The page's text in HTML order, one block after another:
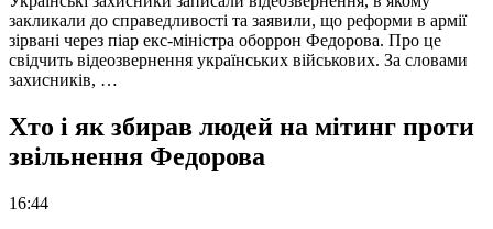
закликали до справедливості та заявили, що реформи в армії
зірвані через піар екс-міністра оборрон Федорова. Про це
свідчить відеозвернення українських військових. За словами
захисників, …
Хто і як збирав людей на мітинг проти
звільнення Федорова
16:44